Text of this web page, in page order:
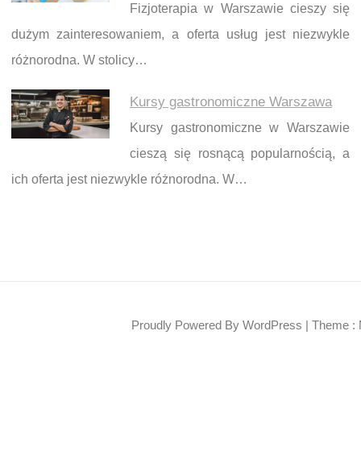
Fizjoterapia w Warszawie cieszy się
dużym zainteresowaniem, a oferta usług jest niezwykle
różnorodna. W stolicy…
Kursy gastronomiczne Warszawa
Kursy gastronomiczne w Warszawie
cieszą się rosnącą popularnością, a
ich oferta jest niezwykle różnorodna. W…
Proudly Powered By WordPress | Theme :